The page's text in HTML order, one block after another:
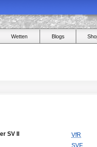
Wetten Blogs
SV II
VfR
SVE